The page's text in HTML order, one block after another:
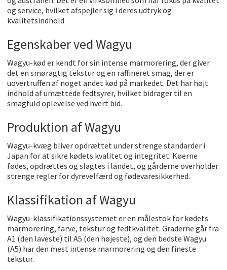
og service, hvilket afspejler sig i deres udtryk og
kvalitetsindhold
Egenskaber ved Wagyu
Wagyu-kød er kendt for sin intense marmorering, der giver
det en smøragtig tekstur og en raffineret smag, der er
uovertruffen af noget andet kød på markedet. Det har højt
indhold af umættede fedtsyrer, hvilket bidrager til en
smagfuld oplevelse ved hvert bid.
Produktion af Wagyu
Wagyu-kvæg bliver opdrættet under strenge standarder i
Japan for at sikre kødets kvalitet og integritet. Køerne
fødes, opdrættes og slagtes i landet, og gårderne overholder
strenge regler for dyrevelfærd og fødevaresikkerhed.
Klassifikation af Wagyu
Wagyu-klassifikationssystemet er en målestok for kødets
marmorering, farve, tekstur og fedtkvalitet. Graderne går fra
A1 (den laveste) til A5 (den højeste), og den bedste Wagyu
(A5) har den mest intense marmorering og den fineste
tekstur.